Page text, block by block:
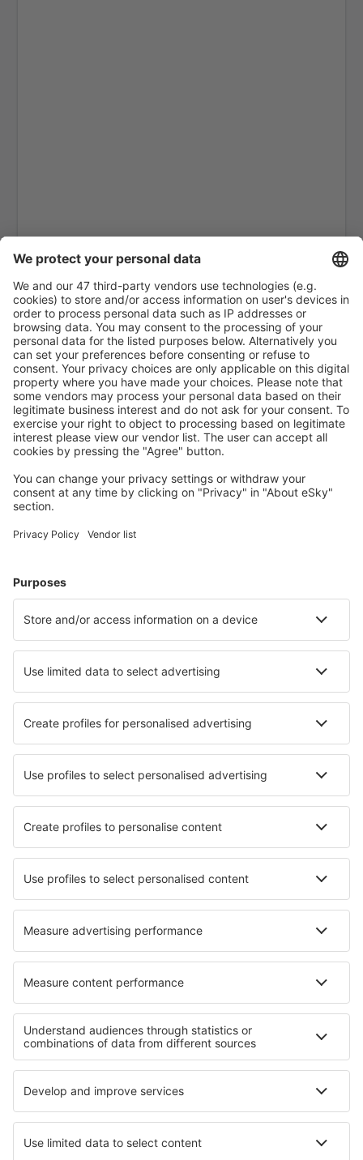
Belfast
Glasgow
Gloucestershire Airport (GLO)
Guernsey Airport (GCI)
Londra
Humberside Airport (HUY)
Inverness Airport (INV)
Islay Glenegedale (ILY)
Oxford Kidlington (OXF)
Kirkwall Airport (KOI)
Lands End Airport (LEQ)
Londra
Londra
Londra
Manchester Airport (MAN)
Newcastle Intl Airport (NCL)
Newquay Cornwall Airport (NQY)
North Ronaldsay (NRL)
Nottingham Airport (NQT)
Papa Westray (PPW)
Heliportul Penzance (PZE)
Glasgow
Southampton Intl Airport (SOU)
Isles of Scilly St Mary's (ISC)
Londra